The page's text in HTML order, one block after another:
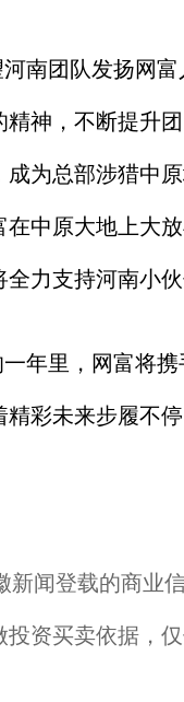
南团队发扬网富
神，不断提升
成为总部涉猎中
中原大地上大
全力支持河南小
年里，网富将
精彩未来步履不
新闻登载的商业
资买卖依据，